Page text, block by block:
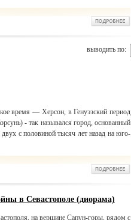
выводить по:
время — Херсон, в Генуэзский период
- так назывался город, основанный
с половиной тысяч лет назад на юго-
в Севастополе (диорама)
на вершине Сапун-горы, рядом с